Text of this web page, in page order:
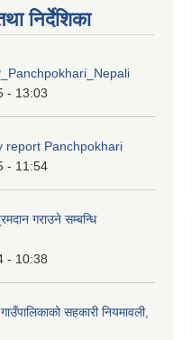
निर्देशिका
- 13:03
report Panchpokhari
- 11:54
गराउने सम्बन्धि
- 10:38
सहकारी नियमावली,